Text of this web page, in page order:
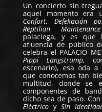
Un concierto sin
aquel momento era
Confort, Defekación
Reptilian Maintenance
palaciega, y es que
afluencia de público
celebra el PALACIO
Pippi Langstrump,
escenario), esa oda
que conocemos tan
multitud, donde se
componentes de
dicho sea de paso. Con
Eléctrico y Sin